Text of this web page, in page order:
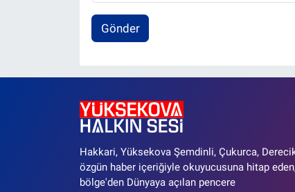
Gönder
Hakkari, Yüksekova Şemdinli, Çukurca,
özgün haber içeriğiyle okuyucusuna hitap
bölge'den Dünyaya açılan pencere